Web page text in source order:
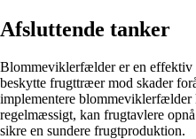
Afsluttende tanker
Blommeviklerfælder er en
beskytte frugttræer mod skader
implementere
regelmæssigt, kan frugtavlere
sikre en sundere frugtproduktion.